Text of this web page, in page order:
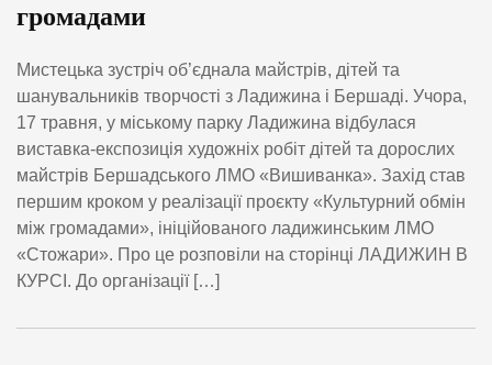
громадами
Мистецька зустріч об’єднала майстрів, дітей та
шанувальників творчості з Ладижина і Бершаді. Учора,
17 травня, у міському парку Ладижина відбулася
виставка-експозиція художніх робіт дітей та дорослих
майстрів Бершадського ЛМО «Вишиванка». Захід став
першим кроком у реалізації проєкту «Культурний обмін
між громадами», ініційованого ладижинським ЛМО
«Стожари». Про це розповіли на сторінці ЛАДИЖИН В
КУРСІ. До організації […]